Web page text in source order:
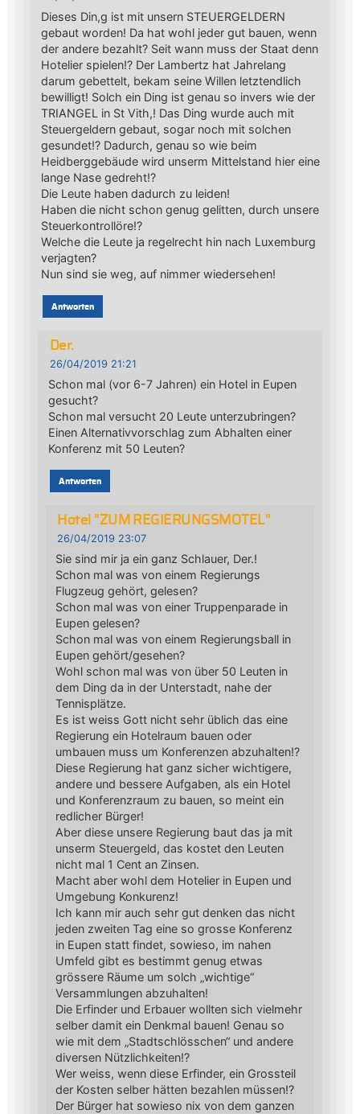
Dieses Din,g ist mit unsern STEUERGELDERN
gebaut worden! Da hat wohl jeder gut bauen, wenn
der andere bezahlt? Seit wann muss der Staat denn
Hotelier spielen!? Der Lambertz hat Jahrelang
darum gebettelt, bekam seine Willen letztendlich
bewilligt! Solch ein Ding ist genau so invers wie der
TRIANGEL in St Vith,! Das Ding wurde auch mit
Steuergeldern gebaut, sogar noch mit solchen
gesundet!? Dadurch, genau so wie beim
Heidberggebäude wird unserm Mittelstand hier eine
lange Nase gedreht!?
Die Leute haben dadurch zu leiden!
Haben die nicht schon genug gelitten, durch unsere
Steuerkontrollöre!?
Welche die Leute ja regelrecht hin nach Luxemburg
verjagten?
Nun sind sie weg, auf nimmer wiedersehen!
Antworten
Der.
26/04/2019 21:21
Schon mal (vor 6-7 Jahren) ein Hotel in Eupen
gesucht?
Schon mal versucht 20 Leute unterzubringen?
Einen Alternativvorschlag zum Abhalten einer
Konferenz mit 50 Leuten?
Antworten
Hotel "ZUM REGIERUNGSMOTEL"
26/04/2019 23:07
Sie sind mir ja ein ganz Schlauer, Der.!
Schon mal was von einem Regierungs
Flugzeug gehört, gelesen?
Schon mal was von einer Truppenparade in
Eupen gelesen?
Schon mal was von einem Regierungsball in
Eupen gehört/gesehen?
Wohl schon mal was von über 50 Leuten in
dem Ding da in der Unterstadt, nahe der
Tennisplätze.
Es ist weiss Gott nicht sehr üblich das eine
Regierung ein Hotelraum bauen oder
umbauen muss um Konferenzen abzuhalten!?
Diese Regierung hat ganz sicher wichtigere,
andere und bessere Aufgaben, als ein Hotel
und Konferenzraum zu bauen, so meint ein
redlicher Bürger!
Aber diese unsere Regierung baut das ja mit
unserm Steuergeld, das kostet den Leuten
nicht mal 1 Cent an Zinsen.
Macht aber wohl dem Hotelier in Eupen und
Umgebung Konkurenz!
Ich kann mir auch sehr gut denken das nicht
jeden zweiten Tag eine so grosse Konferenz
in Eupen statt findet, sowieso, im nahen
Umfeld gibt es bestimmt genug etwas
grössere Räume um solch „wichtige“
Versammlungen abzuhalten!
Die Erfinder und Erbauer wollten sich vielmehr
selber damit ein Denkmal bauen! Genau so
wie mit dem „Stadtschlösschen“ und andere
diversen Nützlichkeiten!?
Wer weiss, wenn diese Erfinder, ein Grossteil
der Kosten selber hätten bezahlen müssen!?
Der Bürger hat sowieso nix von dem ganzen